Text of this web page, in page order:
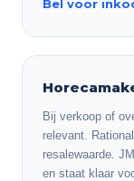
Bel voor
Bij verkoop of
relevant.
resalewaarde.
en staat klaar